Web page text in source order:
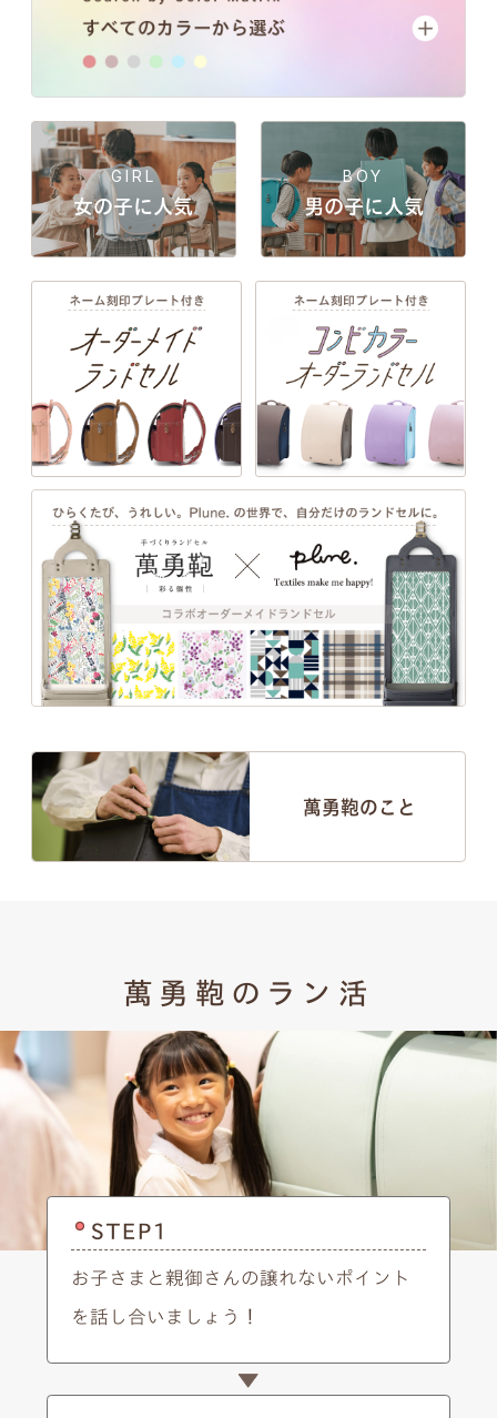
GIRL
女の子に人気
BOY
男の子に人気
萬勇鞄のこと
萬勇鞄のラン活
STEP1
お子さまと親御さんの譲れないポイント
を話し合いましょう！